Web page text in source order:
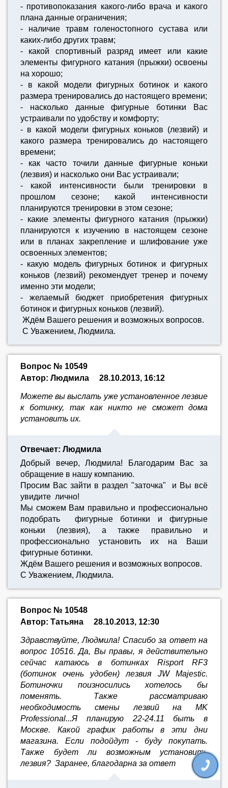
- противопоказания какого-либо врача и какого
плана данные ограничения;
- наличие травм голеностопного сустава или
каких-либо других травм;
- какой спортивный разряд имеет или какие
элементы фигурного катания (прыжки) освоены
на хорошо;
- в какой модели фигурных ботинок и какого
размера тренировались до настоящего времени;
- насколько данные фигурные ботинки Вас
устраивали по удобству и комфорту;
- в какой модели фигурных коньков (лезвий) и
какого размера тренировались до настоящего
времени;
- как часто точили данные фигурные коньки
(лезвия) и насколько они Вас устраивали;
- какой интенсивности были тренировки в
прошлом сезоне; какой интенсивности
планируются тренировки в этом сезоне;
- какие элементы фигурного катания (прыжки)
планируются к изучению в настоящем сезоне
или в планах закрепление и шлифование уже
освоенных элементов;
- какую модель фигурных ботинок и фигурных
коньков (лезвий) рекомендует тренер и почему
именно эти модели;
- желаемый бюджет приобретения фигурных
ботинок и фигурных коньков (лезвий).
Ждём Вашего решения и возможных вопросов.
С Уважением, Людмила.
Вопрос № 10549
Автор: Людмила
28.10.2013, 16:12
Можете вы выслать уже установленное лезвие
к ботинку, так как никто не сможет дома
установить их.
Отвечает: Людмила
Добрый вечер, Людмила! Благодарим Вас за
обращение в нашу компанию.
Просим Вас зайти в раздел "заточка" и Вы всё
увидите лично!
Мы сможем Вам правильно и профессионально
подобрать фигурные ботинки и фигурные
коньки (лезвия), а также правильно и
профессионально установить их на Ваши
фигурные ботинки.
Ждём Вашего решения и возможных вопросов.
С Уважением, Людмила.
Вопрос № 10548
Автор: Татьяна
28.10.2013, 12:30
Здравствуйте, Людмила! Спасибо за ответ на
вопрос 10516. Да, Вы правы, я действительно
сейчас катаюсь в ботинках Risport RF3
(ботинок очень удобен) лезвия JW Majestic.
Ботиночки поизносились хотелось бы
поменять. Также рассматриваю
необходимость смены лезвий на MK
Professional...Я планирую 22-24.11 быть в
Москве. Какой график работы в эти дни
магазина. Если подойдут - буду покупать.
Также будет ли возможным установить
лезвия? Заранее, благодарна за ответ